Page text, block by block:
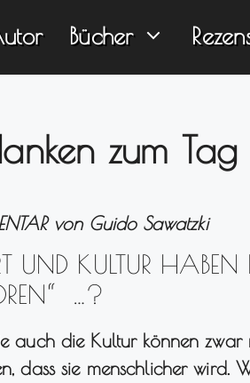
Bücher
zum
von Guido Sawatzki
UND KULTUR
…?
auch die Kultur können
dass sie menschlicher wird.